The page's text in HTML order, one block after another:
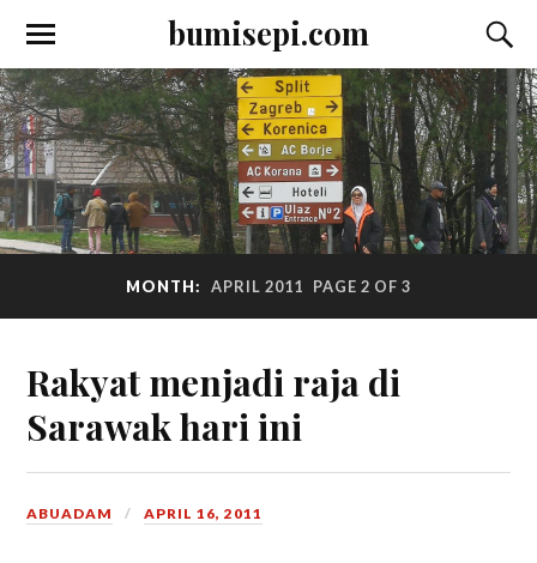
bumisepi.com
MONTH: APRIL 2011 PAGE 2 OF 3
Rakyat menjadi raja di
Sarawak hari ini
ABUADAM APRIL 16, 2011